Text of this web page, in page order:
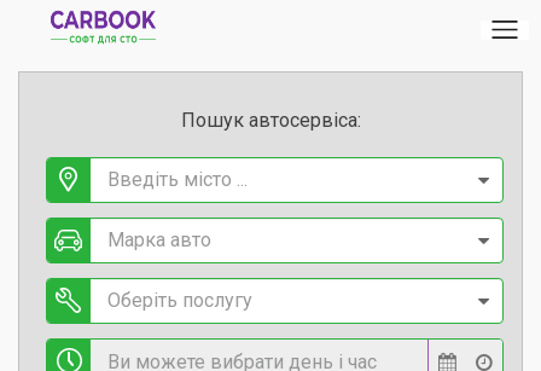
Пошук автосервіса:
Введіть місто ...
Марка авто
Оберіть послугу